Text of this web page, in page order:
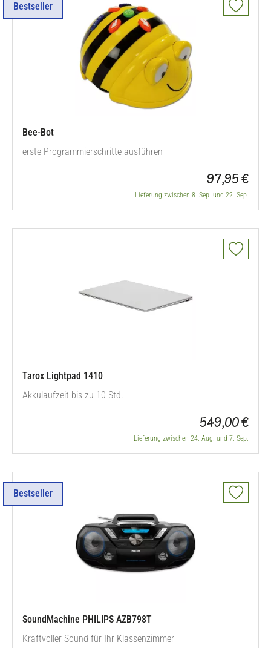
Bestseller
Bee-Bot
erste Programmierschritte ausführen
97,95 €
Lieferung zwischen 8. Sep. und 22. Sep.
Tarox Lightpad 1410
Akkulaufzeit bis zu 10 Std.
549,00 €
Lieferung zwischen 24. Aug. und 7. Sep.
Bestseller
SoundMachine PHILIPS AZB798T
Kraftvoller Sound für Ihr Klassenzimmer